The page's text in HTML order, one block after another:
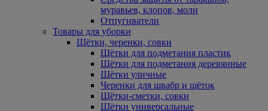
муравьев, клопов, моли
Отпугиватели
Товары для уборки
Щётки, черенки, совки
Щётки для подметания пластик
Щётки для подметания деревянные
Щётки уличные
Черенки для швабр и щёток
Щётки-сметки, совки
Щётки универсальные